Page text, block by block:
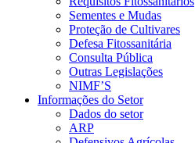
Sementes e Mudas
Proteção de Cultivares
Defesa Fitossanitária
Consulta Pública
Outras Legislações
NIMF’S
Informações do Setor
Dados do setor
ARP